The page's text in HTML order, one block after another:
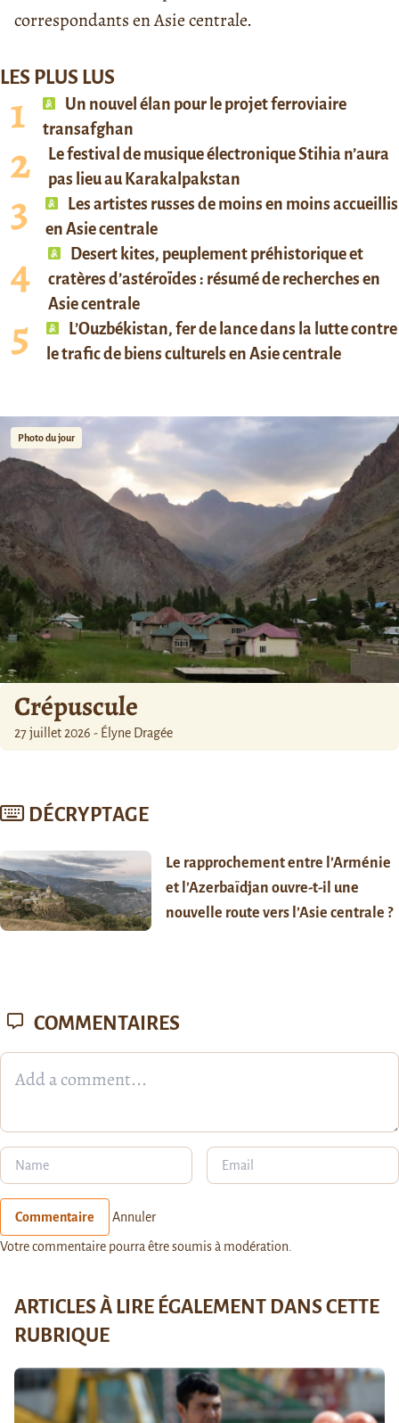
correspondants en Asie centrale.
LES PLUS LUS
Un nouvel élan pour le projet ferroviaire
transafghan
Le festival de musique électronique Stihia n’aura
pas lieu au Karakalpakstan
Les artistes russes de moins en moins accueillis
en Asie centrale
Desert kites, peuplement préhistorique et
cratères d’astéroïdes : résumé de recherches en
Asie centrale
L’Ouzbékistan, fer de lance dans la lutte contre
le trafic de biens culturels en Asie centrale
Photo du jour
Crépuscule
27 juillet 2026 - Élyne Dragée
DÉCRYPTAGE
Le rapprochement entre l’Arménie
et l’Azerbaïdjan ouvre-t-il une
nouvelle route vers l’Asie centrale ?
COMMENTAIRES
Commentaire Annuler
Votre commentaire pourra être soumis à modération.
ARTICLES À LIRE ÉGALEMENT DANS CETTE
RUBRIQUE